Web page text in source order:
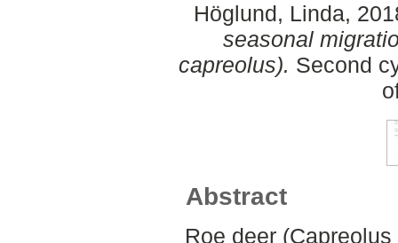
Höglund, Linda,
seasonal
capreolus). Second
Abstract
Roe deer